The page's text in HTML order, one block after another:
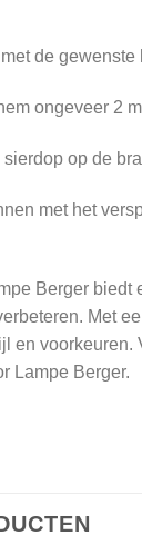
de
ongeveer 2
op de
met het
Berger
Met
en
Lampe Berger.